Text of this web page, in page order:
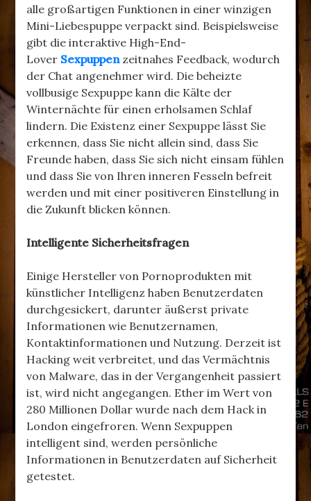
alle großartigen Funktionen in einer winzigen
Mini-Liebespuppe verpackt sind. Beispielsweise
gibt die interaktive High-End-
Lover Sexpuppenzeitnahes Feedback, wodurch
der Chat angenehmer wird. Die beheizte
vollbusige Sexpuppe kann die Kälte der
Winternächte für einen erholsamen Schlaf
lindern. Die Existenz einer Sexpuppe lässt Sie
erkennen, dass Sie nicht allein sind, dass Sie
Freunde haben, dass Sie sich nicht einsam fühlen
und dass Sie von Ihren inneren Fesseln befreit
werden und mit einer positiveren Einstellung in
die Zukunft blicken können.
Intelligente Sicherheitsfragen
Einige Hersteller von Pornoprodukten mit
künstlicher Intelligenz haben Benutzerdaten
durchgesickert, darunter äußerst private
Informationen wie Benutzernamen,
Kontaktinformationen und Nutzung. Derzeit ist
Hacking weit verbreitet, und das Vermächtnis
von Malware, das in der Vergangenheit passiert
ist, wird nicht angegangen. Ether im Wert von
280 Millionen Dollar wurde nach dem Hack in
London eingefroren. Wenn Sexpuppen
intelligent sind, werden persönliche
Informationen in Benutzerdaten auf Sicherheit
getestet.